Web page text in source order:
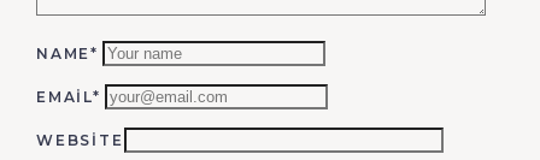
NAME*
EMAIL*
WEBSITE